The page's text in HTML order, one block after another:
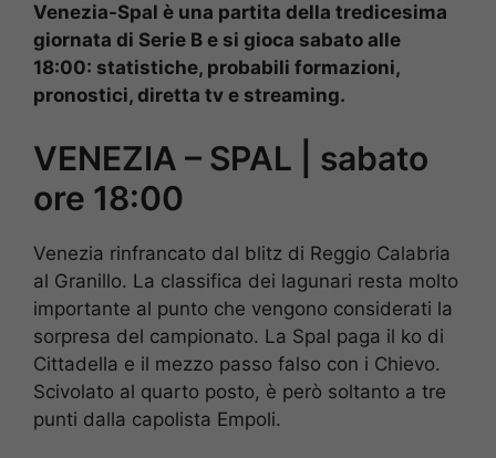
Venezia-Spal è una partita della tredicesima
giornata di Serie B e si gioca sabato alle
18:00: statistiche, probabili formazioni,
pronostici, diretta tv e streaming.
VENEZIA – SPAL | sabato
ore 18:00
Venezia rinfrancato dal blitz di Reggio Calabria
al Granillo. La classifica dei lagunari resta molto
importante al punto che vengono considerati la
sorpresa del campionato. La Spal paga il ko di
Cittadella e il mezzo passo falso con i Chievo.
Scivolato al quarto posto, è però soltanto a tre
punti dalla capolista Empoli.